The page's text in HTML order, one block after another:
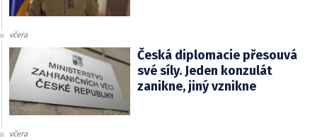
včera
Česká diplomacie přesouvá
své síly. Jeden konzulát
zanikne, jiný vznikne
včera